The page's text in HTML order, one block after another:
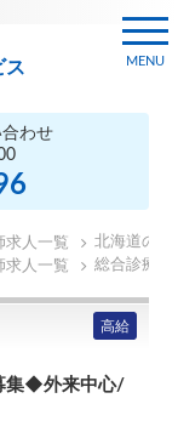
ス
わせ
MENU
求人一覧
北海道の医
求人一覧 総合診療科
高給
集◆外来中心/